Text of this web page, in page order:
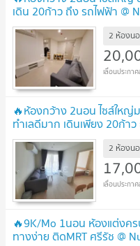
เดิน 20ก้าว ถึง รถไฟฟ้า @
!
2 ห้องน
🔥ห้องกว้าง 2นอน ไซส์ให
ทำเลดีมาก เดินเพียง 20ก้า
Chaengwattana
2 ห้องน
🔥9K/Mo 1นอน ห้องแต่งค
ทางง่าย ติดMRT ศรีรัช @